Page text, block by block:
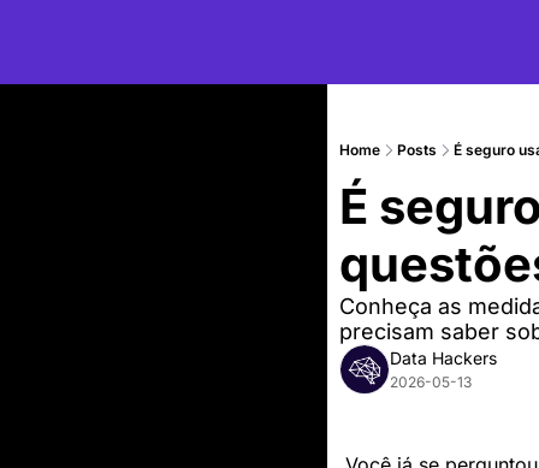
Home Posts É seguro
É
Conheça as
precisam saber
Data Hackers
2026-05-13